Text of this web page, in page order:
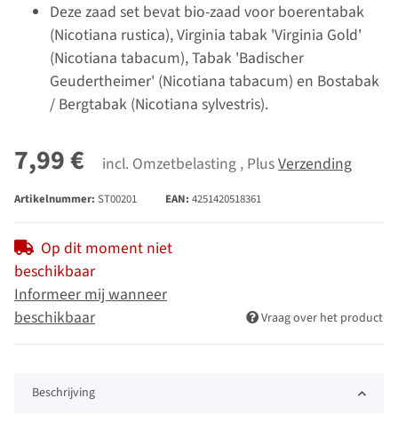
Deze zaad set bevat bio-zaad voor boerentabak
(Nicotiana rustica), Virginia tabak 'Virginia Gold'
(Nicotiana tabacum), Tabak 'Badischer
Geudertheimer' (Nicotiana tabacum) en Bostabak
/ Bergtabak (Nicotiana sylvestris).
7,99 € incl. Omzetbelasting , PlusVerzending
Artikelnummer: ST00201 EAN: 4251420518361
Op dit moment niet
beschikbaar
Informeer mij wanneer
beschikbaar
Vraag over het product
Beschrijving